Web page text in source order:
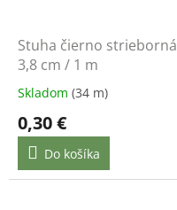
Stuha čierno strieborná
3,8 cm / 1 m
Skladom (34 m)
0,30 €
Do košíka